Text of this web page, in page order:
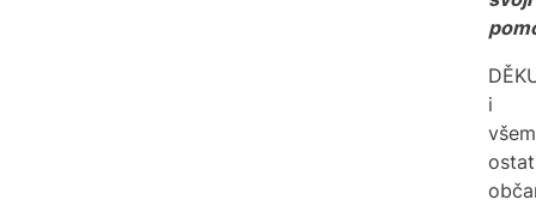
i
všem